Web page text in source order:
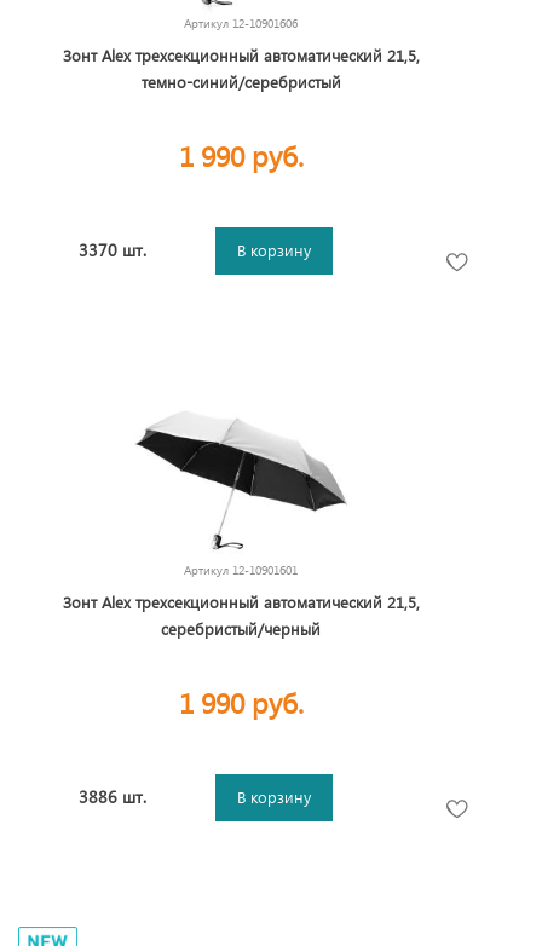
Артикул 12-10901606
Зонт Alex трехсекционный автоматический 21,5,
темно-синий/серебристый
1 990 руб.
3370 шт. В корзину
Артикул 12-10901601
Зонт Alex трехсекционный автоматический 21,5,
серебристый/черный
1 990 руб.
3886 шт. В корзину